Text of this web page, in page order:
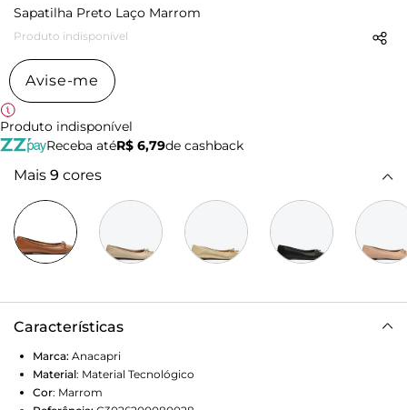
Sapatilha Preto Laço Marrom
Produto indisponível
Avise-me
Produto indisponível
Receba atéR$ 6,79de cashback
Mais 9 cores
Características
Marca: Anacapri
Material: Material Tecnológico
Cor: Marrom